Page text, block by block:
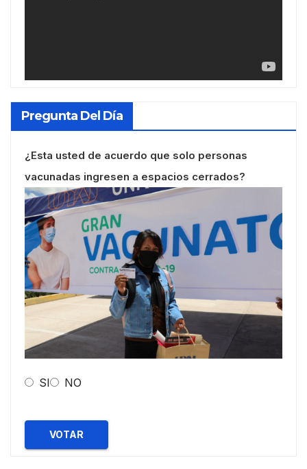
Pregunta Del Día
¿Esta usted de acuerdo que solo personas
vacunadas ingresen a espacios cerrados?
SI NO
VOTAR